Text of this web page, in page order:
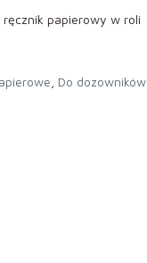
ręcznik papierowy w roli
Do dozowników